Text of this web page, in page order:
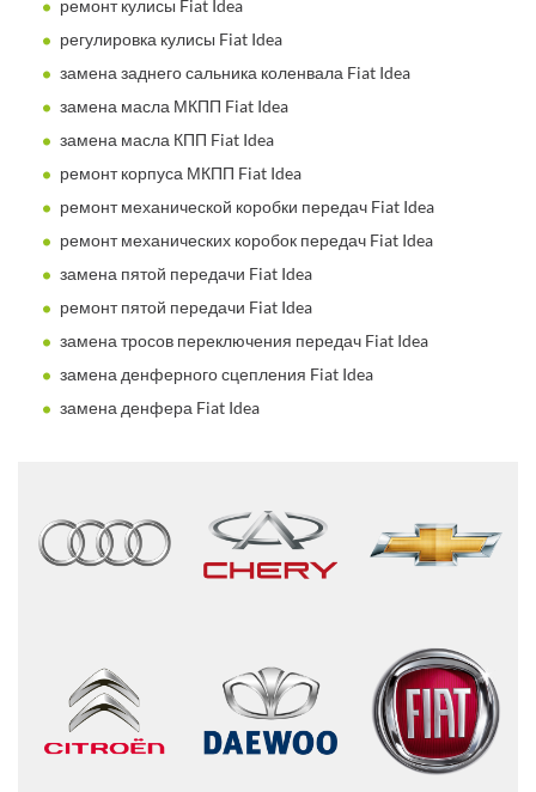
ремонт кулисы Fiat Idea
регулировка кулисы Fiat Idea
замена заднего сальника коленвала Fiat Idea
замена масла МКПП Fiat Idea
замена масла КПП Fiat Idea
ремонт корпуса МКПП Fiat Idea
ремонт механической коробки передач Fiat Idea
ремонт механических коробок передач Fiat Idea
замена пятой передачи Fiat Idea
ремонт пятой передачи Fiat Idea
замена тросов переключения передач Fiat Idea
замена денферного сцепления Fiat Idea
замена денфера Fiat Idea